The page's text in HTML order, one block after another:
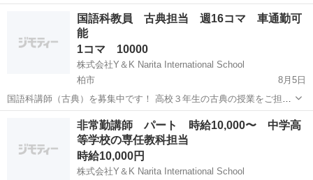
塾でのスタッフ 塾のコンセプト 自由参加型の塾となり、子どもたちが
好きな時に来て好きな時に帰るスタイルです。 開講時間は平日
成田市 塾講師 スタッフ
国語科教員 古典担当 週16コマ 車通勤可
能
1コマ 10000
株式会社Y＆K Narita International School
柏市
8月5日
国語科講師（古典）を募集中です！ 高校３年生の古典の授業をご担当
いただきます。 時間割は月曜（５コマ）火曜（１コマ）水曜（３コ
マ）木曜（１コマ）金曜（６コマ）の合計16コマを想定しておりま
す。 １コマ50分となります ...
その他
非常勤講師 パート 時給10,000〜 中学高
等学校の専任教科担当
時給10,000円
株式会社Y＆K Narita International School